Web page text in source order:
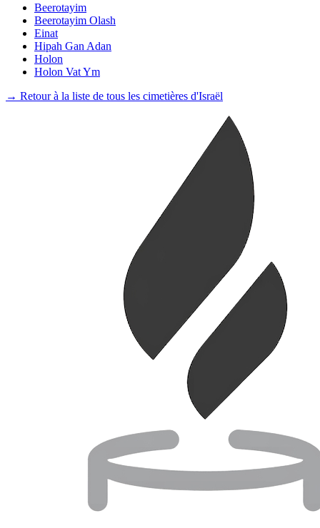
Beerotayim
Beerotayim Olash
Einat
Hipah Gan Adan
Holon
Holon Vat Ym
→ Retour à la liste de tous les cimetières d'Israël